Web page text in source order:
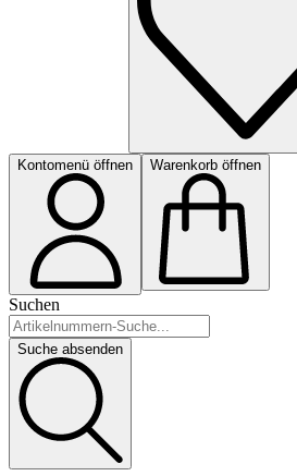
Kontomenü öffnen Warenkorb öffnen
Suchen
Suche absenden